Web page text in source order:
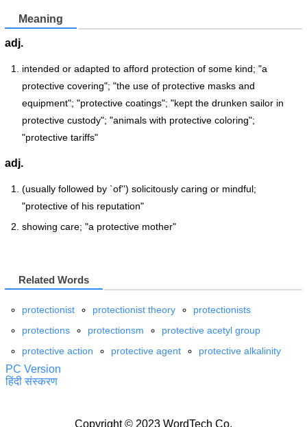
Meaning
adj.
intended or adapted to afford protection of some kind; "a
protective covering"; "the use of protective masks and
equipment"; "protective coatings"; "kept the drunken sailor in
protective custody"; "animals with protective coloring";
"protective tariffs"
adj.
(usually followed by `of'') solicitously caring or mindful;
"protective of his reputation"
showing care; "a protective mother"
Related Words
protectionist protectionist theory
protectionists
protections
protectionsm
protective acetyl group
protective action
protective agent protective alkalinity
PC Version
हिंदी संस्करण
Copyright © 2023 WordTech Co.